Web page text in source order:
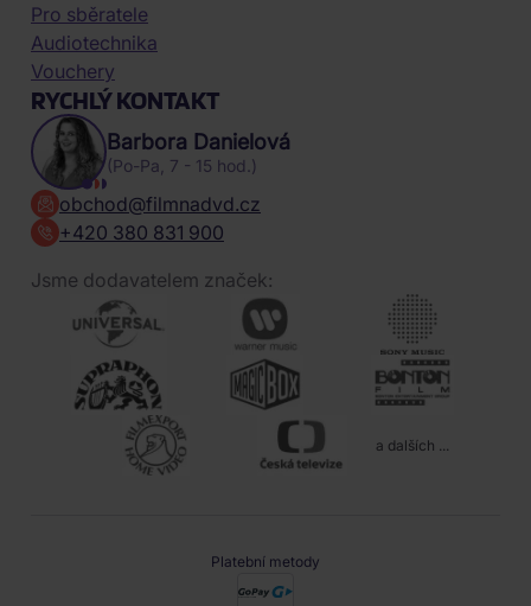
Pro sběratele
Audiotechnika
Vouchery
RYCHLÝ KONTAKT
Barbora Danielová
(Po-Pa, 7 - 15 hod.)
obchod@filmnadvd.cz
+420 380 831 900
Jsme dodavatelem značek:
a dalších ...
Platební metody